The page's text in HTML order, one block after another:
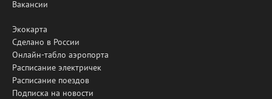
Вакансии
Экокарта
Сделано в России
Онлайн-табло аэропорта
Расписание электричек
Расписание поездов
Подписка на новости